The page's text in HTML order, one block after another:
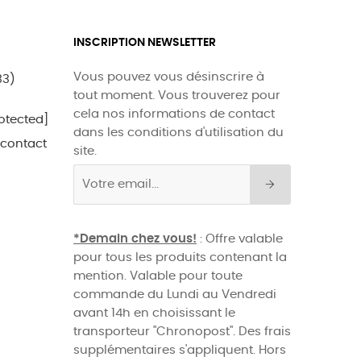
INSCRIPTION NEWSLETTER
Vous pouvez vous désinscrire à
tout moment. Vous trouverez pour
cela nos informations de contact
dans les conditions d'utilisation du
site.
*Demain chez vous! : Offre valable
pour tous les produits contenant la
mention. Valable pour toute
commande du Lundi au Vendredi
avant 14h en choisissant le
transporteur "Chronopost". Des frais
supplémentaires s'appliquent. Hors